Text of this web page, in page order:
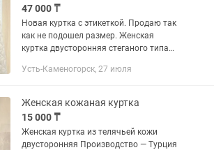
47 000 ₸
Новая куртка с этикеткой. Продаю так
как не подошел размер. Женская
куртка двусторонняя стеганого типа
цветовой гамме. Модель отличается
Усть-Каменогорск, 27 июля
Женская кожаная куртка
15 000 ₸
Женская куртка из телячьей кожи
двусторонняя Производство — Турция